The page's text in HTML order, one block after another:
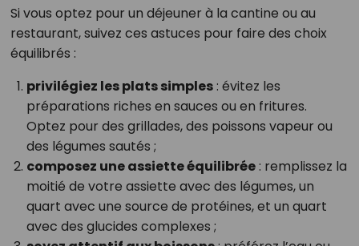
Si vous optez pour un déjeuner à la cantine ou au
restaurant, suivez ces astuces pour faire des choix
équilibrés :
privilégiez les plats simples: évitez les
préparations riches en sauces ou en fritures.
Optez pour des grillades, des poissons vapeur ou
des légumes sautés ;
composez une assiette équilibrée: remplissez la
moitié de votre assiette avec des légumes, un
quart avec une source de protéines, et un quart
avec des glucides complexes ;